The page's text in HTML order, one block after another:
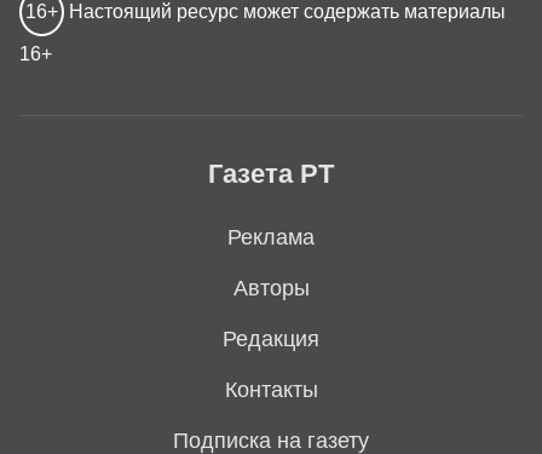
Газета РТ
Реклама
Авторы
Редакция
Контакты
Подписка на газету
16+ Настоящий ресурс может содержать материалы
16+